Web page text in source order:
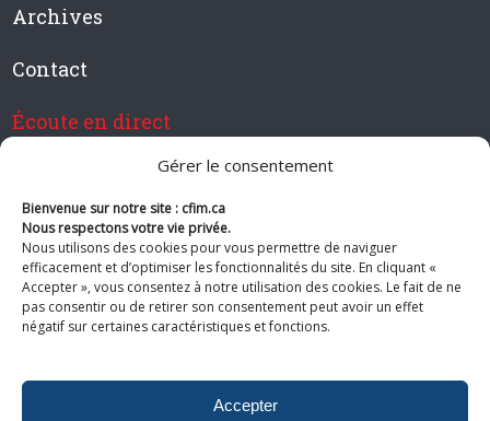
Gérer le consentement
Bienvenue sur notre site : cfim.ca
Nous respectons votre vie privée.
Nous utilisons des cookies pour vous permettre de naviguer
efficacement et d’optimiser les fonctionnalités du site. En cliquant «
Accepter », vous consentez à notre utilisation des cookies. Le fait de ne
pas consentir ou de retirer son consentement peut avoir un effet
négatif sur certaines caractéristiques et fonctions.
Accepter
Archives
Contact
Écoute en direct
Devenir membre de CFIM
Suivez-nous